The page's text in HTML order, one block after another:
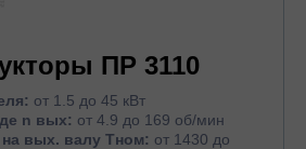
ПР 3110
от 1.5 до 45 кВт
n вых: от 4.9 до 169 об/мин
вых. валу Тном: от 1430 до